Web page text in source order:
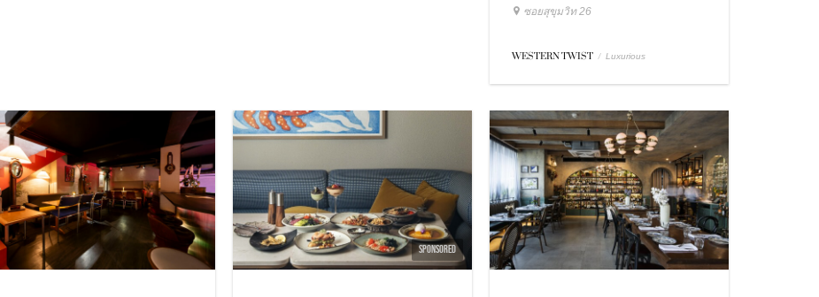
ซอยสุขุมวิท 26
WESTERN TWIST / Luxurious
SPONSORED